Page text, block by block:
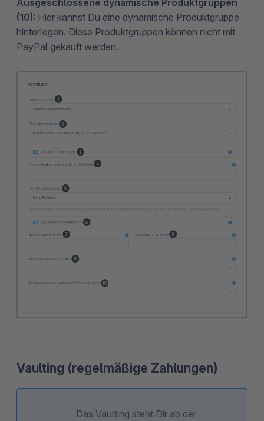
Ausgeschlossene dynamische Produktgruppen
(10): Hier kannst Du eine dynamische Produktgruppe
hinterlegen. Diese Produktgruppen können nicht mit
PayPal gekauft werden.
Vaulting (regelmäßige Zahlungen)
Das Vaulting steht Dir ab der